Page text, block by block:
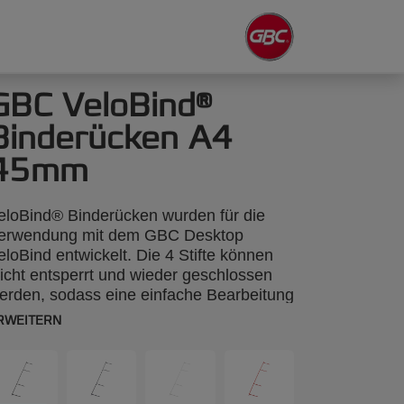
VeloBind®
A4
Binderücken wurden für die
mit dem GBC Desktop
entwickelt. Die 4 Stifte können
entsperrt und wieder geschlossen
sodass eine einfache Bearbeitung
Dokumente möglich ist. A4, 45 mm, 25